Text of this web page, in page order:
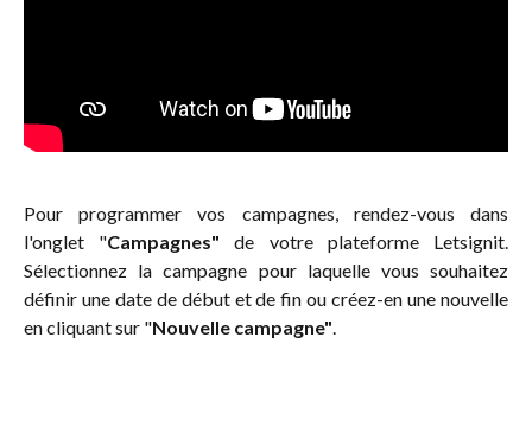
Pour programmer vos campagnes, rendez-vous dans
l'onglet "Campagnes" de votre plateforme Letsignit.
Sélectionnez la campagne pour laquelle vous souhaitez
définir une date de début et de fin ou créez-en une nouvelle
en cliquant sur "Nouvelle campagne".